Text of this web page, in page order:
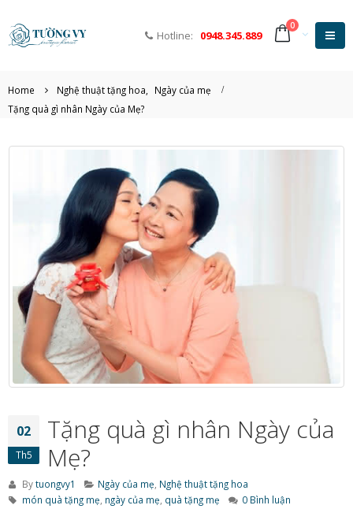
Hotline: 0948.345.889
0
Home Nghệ thuật tặng hoa
Ngày của mẹ
Tặng quà gì nhân Ngày của Mẹ?
02
Th5
Tặng quà gì nhân Ngày của
Mẹ?
Bytuongvy1 Ngày của mẹ Nghệ thuật tặng hoa
món quà tặng mẹ ngày của mẹ quà tặng mẹ 0 Bình luận
Khám phá những loại hoa
tặng sinh nhật ý nghĩa
nhất
22/10/2018
chọn lẵng hoa tặng sinh
nhật cho bạn bè
15/10/2018
20/10 – Đừng quên tặng
06/10/2018
20/10 cho những
phụ nữ yêu thương
Bật mí những loại